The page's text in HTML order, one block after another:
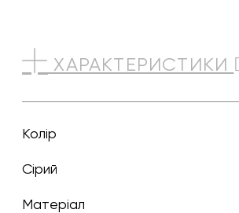
ХАРАКТЕРИСТИКИ
Колір
сірий
Матеріал